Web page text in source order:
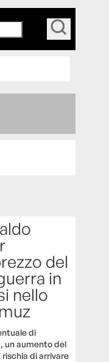
del
in
nello
di
un aumento del
di arrivare